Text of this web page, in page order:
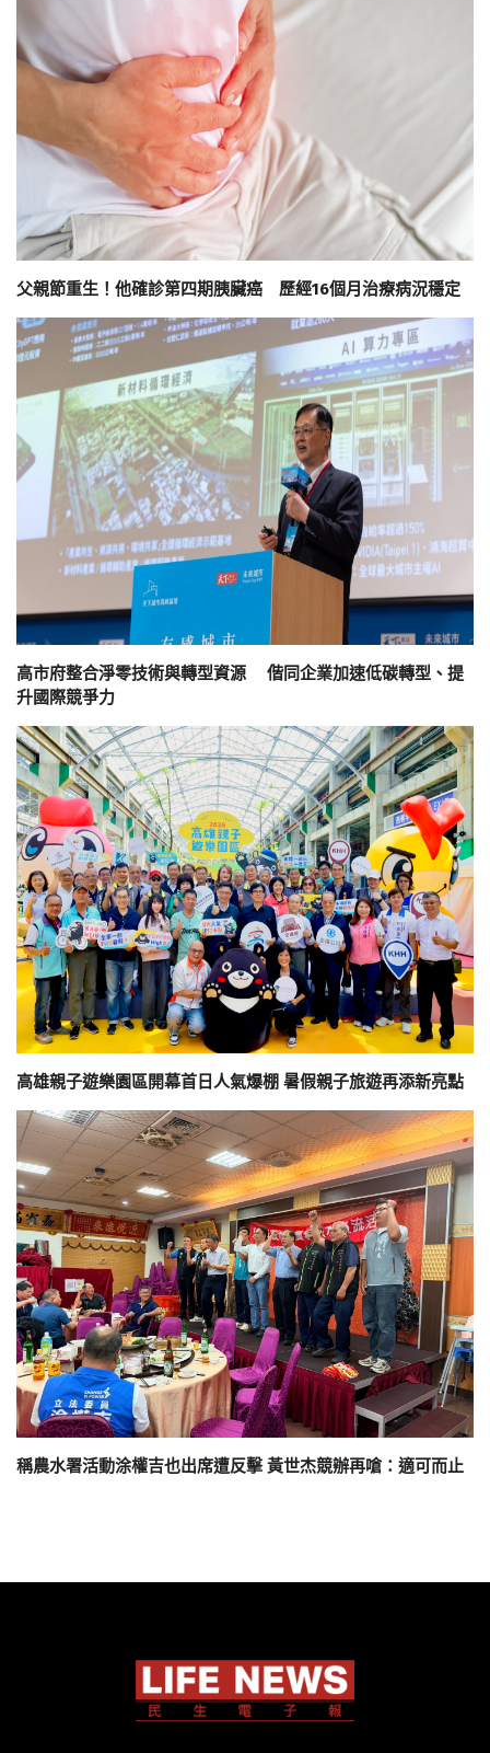
父親節重生！他確診第四期胰臟癌 歷經16個月治療病況穩定
高市府整合淨零技術與轉型資源 偕同企業加速低碳轉型、提
升國際競爭力
高雄親子遊樂園區開幕首日人氣爆棚 暑假親子旅遊再添新亮點
稱農水署活動涂權吉也出席遭反擊 黃世杰競辦再嗆：適可而止